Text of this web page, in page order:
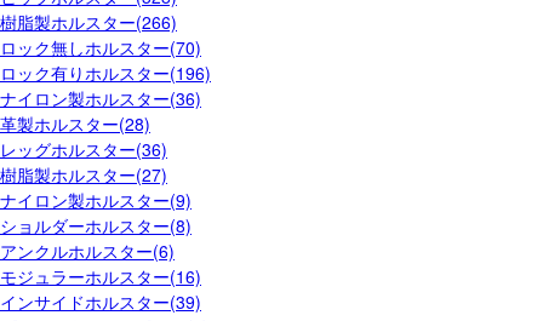
樹脂製ホルスター(266)
ロック無しホルスター(70)
ロック有りホルスター(196)
ナイロン製ホルスター(36)
革製ホルスター(28)
レッグホルスター(36)
樹脂製ホルスター(27)
ナイロン製ホルスター(9)
ショルダーホルスター(8)
アンクルホルスター(6)
モジュラーホルスター(16)
インサイドホルスター(39)